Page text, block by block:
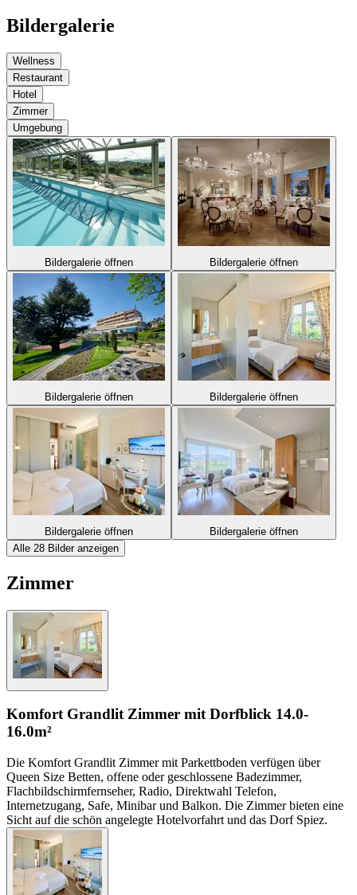
Bildergalerie
Wellness
Restaurant
Hotel
Zimmer
Umgebung
Bildergalerie öffnen Bildergalerie öffnen
Bildergalerie öffnen Bildergalerie öffnen
Bildergalerie öffnen
Bildergalerie öffnen
Alle 28 Bilder anzeigen
Zimmer
Komfort Grandlit Zimmer mit Dorfblick 14.0-
16.0m²
Die Komfort Grandlit Zimmer mit Parkettboden verfügen über
Queen Size Betten, offene oder geschlossene Badezimmer,
Flachbildschirmfernseher, Radio, Direktwahl Telefon,
Internetzugang, Safe, Minibar und Balkon. Die Zimmer bieten eine
Sicht auf die schön angelegte Hotelvorfahrt und das Dorf Spiez.